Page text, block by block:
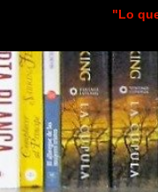
"Lo